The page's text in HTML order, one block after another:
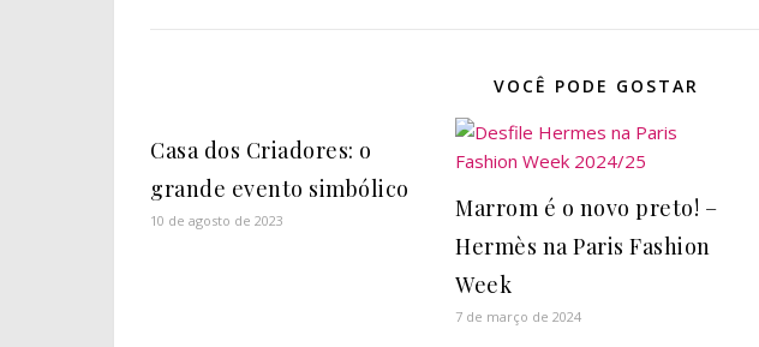
VOCÊ PODE GOSTAR
Casa dos Criadores: o
grande evento simbólico
10 de agosto de 2023
Marrom é o novo preto! –
Hermès na Paris Fashion
Week
7 de março de 2024